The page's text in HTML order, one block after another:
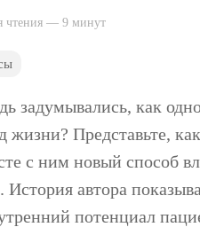
чтения — 9 минут
задумывались, как
Представьте,
с ним новый способ
автора
потенциал